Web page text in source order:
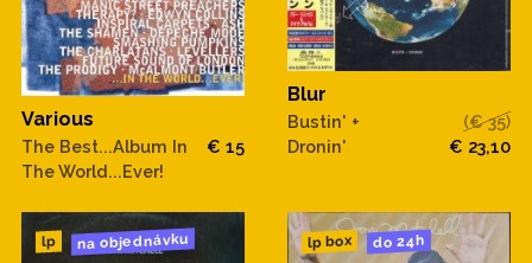
Various
The Best...Album In
The World...Ever!
€ 15
Blur
Bustin' +
Dronin'
(€ 35)
€ 23,10
lp na objednávku lp box do 24h